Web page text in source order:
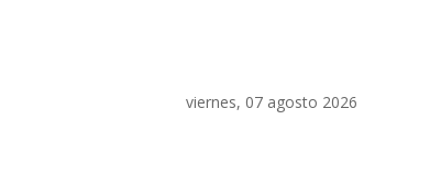
viernes, 07 agosto 2026